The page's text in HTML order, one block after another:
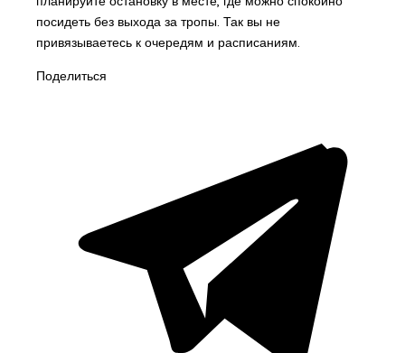
посидеть без выхода за тропы. Так вы не
привязываетесь к очередям и расписаниям.
Поделиться